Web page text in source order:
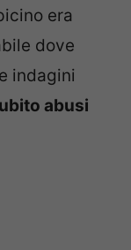
era
dove
indagini
abusi